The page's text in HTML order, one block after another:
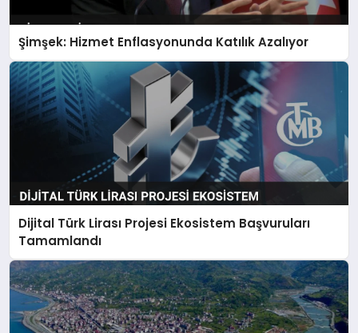
Şimşek: Hizmet Enflasyonunda Katılık Azalıyor
Dijital Türk Lirası Projesi Ekosistem Başvuruları
Tamamlandı